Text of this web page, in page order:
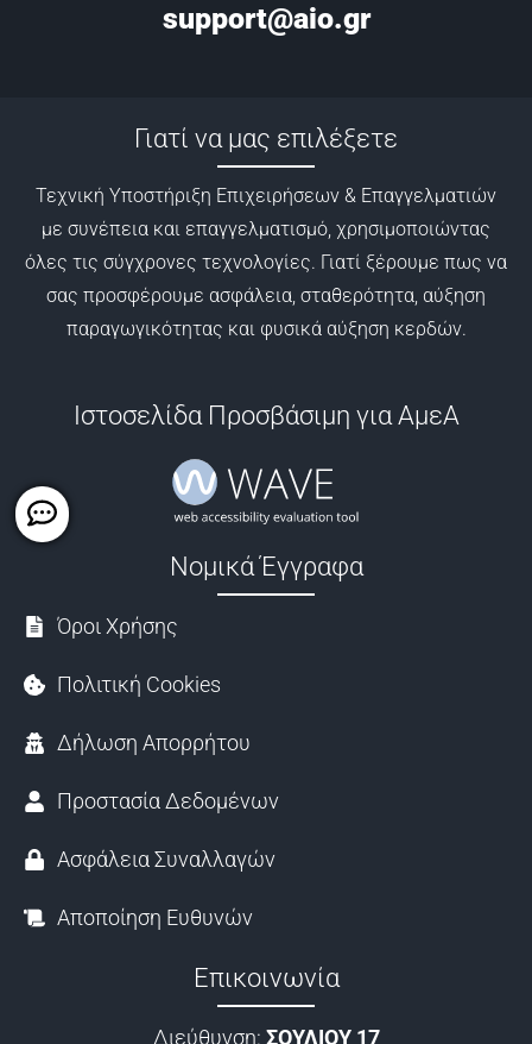
support@aio.gr
Γιατί να μας επιλέξετε
Τεχνική Υποστήριξη Επιχειρήσεων & Επαγγελματιών
με συνέπεια και επαγγελματισμό, χρησιμοποιώντας
όλες τις σύγχρονες τεχνολογίες. Γιατί ξέρουμε πως να
σας προσφέρουμε ασφάλεια, σταθερότητα, αύξηση
παραγωγικότητας και φυσικά αύξηση κερδών.
Ιστοσελίδα Προσβάσιμη για ΑμεA
Νομικά Έγγραφα
Όροι Χρήσης
Πολιτική Cookies
Δήλωση Απορρήτου
Προστασία Δεδομένων
Ασφάλεια Συναλλαγών
Αποποίηση Ευθυνών
Επικοινωνία
Διεύθυνση: ΣΟΥΛΙΟΥ 17